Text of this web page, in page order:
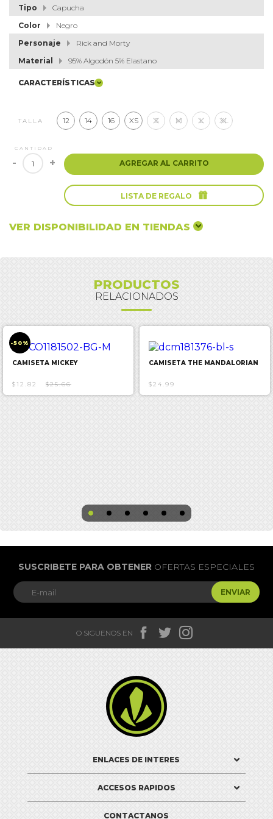
Tipo
Capucha
Color
Negro
Personaje
Rick and Morty
Material
95% Algodón 5% Elastano
CARACTERÍSTICAS
TALLA 12 14 16 XS S M L XL
CANTIDAD
- + AGREGAR AL CARRITO
LISTA DE REGALO 
VER DISPONIBILIDAD EN TIENDAS
PRODUCTOS
RELACIONADOS
-50%
CAMISETA MICKEY
$12.82 $25.66
CAMISETA THE MANDALORIAN
$24.99
SUSCRIBETE PARA OBTENER OFERTAS ESPECIALES
ENVIAR
O SIGUENOS EN   

ENLACES DE INTERES
ACCESOS RAPIDOS
CONTACTANOS